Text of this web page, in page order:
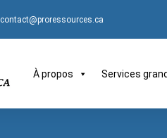
contact@proressources.ca
À propos Services